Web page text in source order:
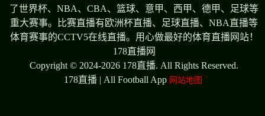
了世界杯、NBA、CBA、篮球、意甲、西甲、德甲、足球等
重大赛事。比赛直播有欧洲杯直播、足球直播、NBA直播等
体育赛事的CCTV5在线直播。用心做最好的体育直播网站！
178直播网
Copyright © 2024-2026 178直播. All Rights Reserved.
178直播 | All Football App 网站地图